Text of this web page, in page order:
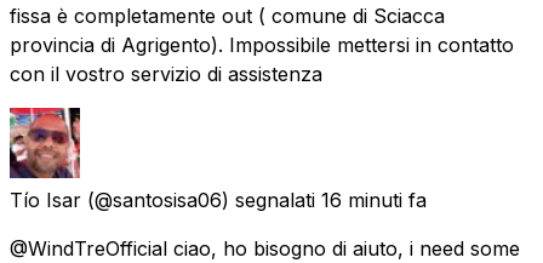
fissa è completamente out ( comune di Sciacca
provincia di Agrigento). Impossibile mettersi in contatto
con il vostro servizio di assistenza
Tío Isar (@santosisa06) segnalati 16 minuti fa
@WindTreOfficial ciao, ho bisogno di aiuto, i need some